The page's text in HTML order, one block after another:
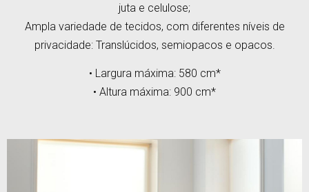
juta e celulose;
Ampla variedade de tecidos, com diferentes níveis de
privacidade: Translúcidos, semiopacos e opacos.
• Largura máxima: 580 cm*
• Altura máxima: 900 cm*